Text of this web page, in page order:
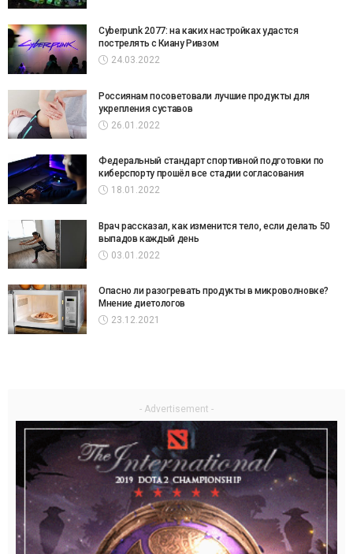
Cyberpunk 2077: на каких настройках удастся
пострелять с Киану Ривзом
24.03.2022
Россиянам посоветовали лучшие продукты для
укрепления суставов
26.01.2022
Федеральный стандарт спортивной подготовки по
киберспорту прошёл все стадии согласования
18.01.2022
Врач рассказал, как изменится тело, если делать 50
выпадов каждый день
03.01.2022
Опасно ли разогревать продукты в микроволновке?
Мнение диетологов
23.12.2021
- Advertisement -